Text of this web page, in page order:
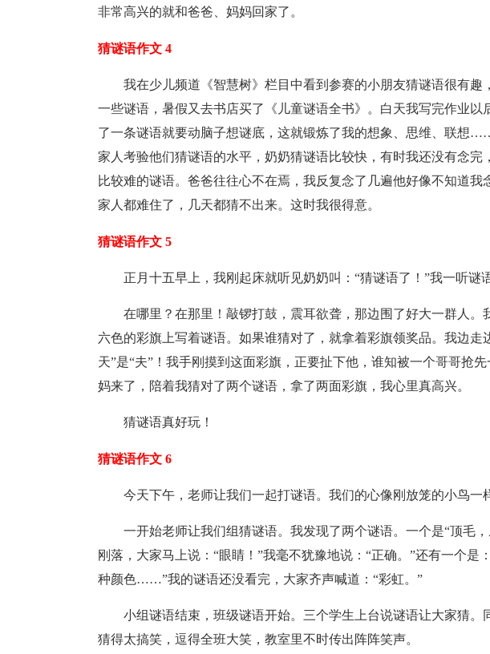
非常高兴的就和爸爸、妈妈回家了。
猜谜语作文 4
我在少儿频道《智慧树》栏目中看到参赛的小朋友猜谜语很有趣
一些谜语，暑假又去书店买了《儿童谜语全书》。白天我写完作业以
了一条谜语就要动脑子想谜底，这就锻炼了我的想象、思维、联想
家人考验他们猜谜语的水平，奶奶猜谜语比较快，有时我还没有念完
比较难的谜语。爸爸往往心不在焉，我反复念了几遍他好像不知道我
家人都难住了，几天都猜不出来。这时我很得意。
猜谜语作文 5
正月十五早上，我刚起床就听见奶奶叫：“猜谜语了！”我一听谜
在哪里？在那里！敲锣打鼓，震耳欲聋，那边围了好大一群人。
六色的彩旗上写着谜语。如果谁猜对了，就拿着彩旗领奖品。我边走
天”是“夫”！我手刚摸到这面彩旗，正要扯下他，谁知被一个哥哥抢
妈来了，陪着我猜对了两个谜语，拿了两面彩旗，我心里真高兴。
猜谜语真好玩！
猜谜语作文 6
今天下午，老师让我们一起打谜语。我们的心像刚放笼的小鸟一
一开始老师让我们组猜谜语。我发现了两个谜语。一个是“顶毛
刚落，大家马上说：“眼睛！”我毫不犹豫地说：“正确。”还有一个是
种颜色……”我的谜语还没看完，大家齐声喊道：“彩虹。”
小组谜语结束，班级谜语开始。三个学生上台说谜语让大家猜。
猜得太搞笑，逗得全班大笑，教室里不时传出阵阵笑声。